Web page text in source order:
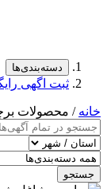
دسته‌بندی‌ها
ثبت اگهی
خانه / محصولات
جستجو